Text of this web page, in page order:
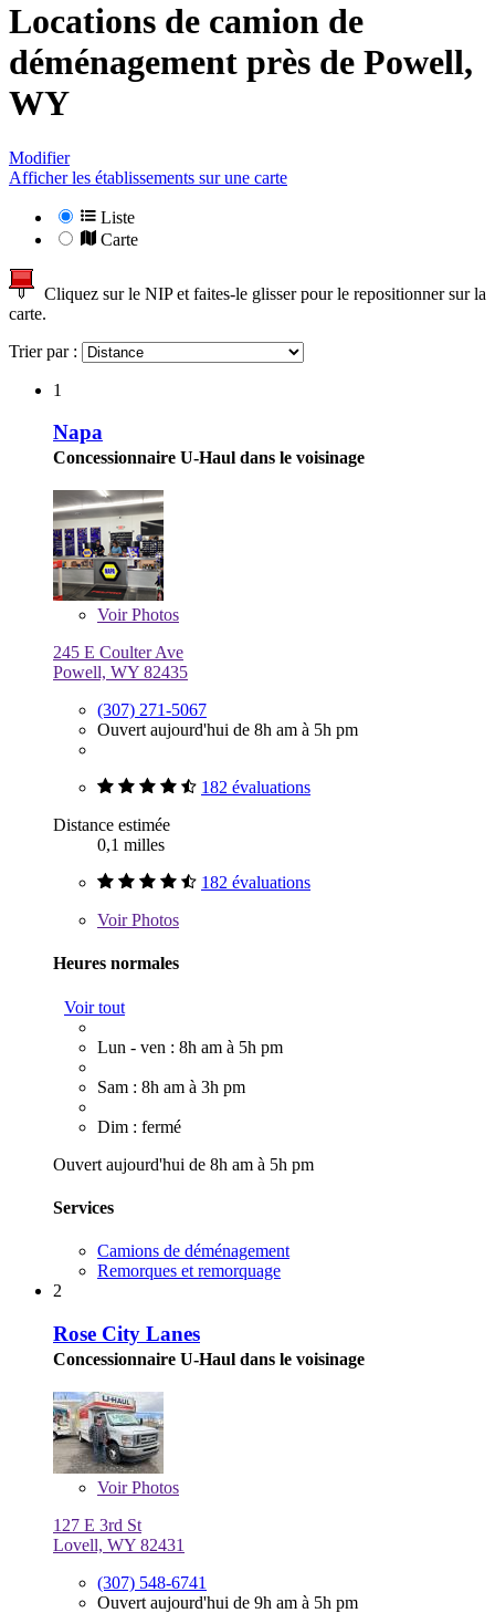
Locations de camion de
déménagement près de Powell,
WY
Modifier
Afficher les établissements sur une carte
Liste
Carte
Cliquez sur le NIP et faites-le glisser pour le repositionner sur la
carte.
Trier par :
1
Napa
Concessionnaire U-Haul dans le voisinage
VoirPhotos
245 E Coulter Ave
Powell, WY 82435
(307) 271-5067
Ouvert aujourd'hui de 8h am à 5h pm
182 évaluations
Distance estimée
0,1 milles
182 évaluations
VoirPhotos
Heures normales
Voir tout
Lun - ven : 8h am à 5h pm
Sam : 8h am à 3h pm
Dim : fermé
Ouvert aujourd'hui de 8h am à 5h pm
Services
Camions de déménagement
Remorques et remorquage
2
Rose City Lanes
Concessionnaire U-Haul dans le voisinage
VoirPhotos
127 E 3rd St
Lovell, WY 82431
(307) 548-6741
Ouvert aujourd'hui de 9h am à 5h pm